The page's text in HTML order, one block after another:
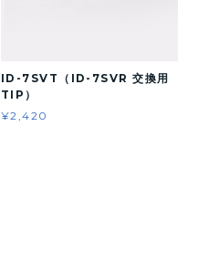
ID-7SVT（ID-7SVR 交換用
TIP）
¥2,420